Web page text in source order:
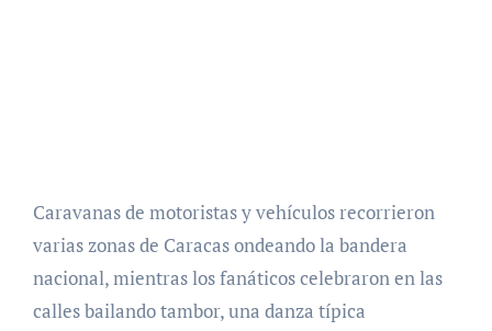
Caravanas de motoristas y vehículos recorrieron
varias zonas de Caracas ondeando la bandera
nacional, mientras los fanáticos celebraron en las
calles bailando tambor, una danza típica